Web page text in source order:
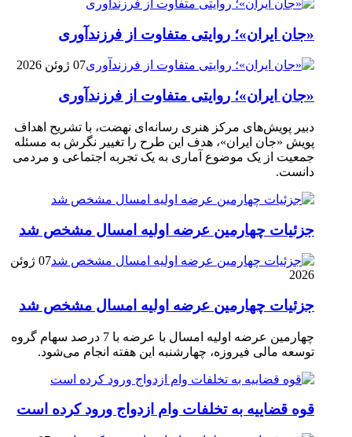
«جان ایران»؛ روایتی متفاوت از فرزندآوری
07 ژوئن 2026
«جان ایران»؛ روایتی متفاوت از فرزندآوری
دبیر پویش‌های مرکز هنری رسانه‌ای نهضت، با تشریح اهداف
پویش «جان ایران»، هدف این طرح را تغییر نگرش به مسئله
جمعیت از یک موضوع آماری به یک تجربه اجتماعی و مردمی
دانست.
جزئیات چهارمین عرضه اولیه امسال مشخص شد
07 ژوئن
2026
جزئیات چهارمین عرضه اولیه امسال مشخص شد
چهارمین عرضه اولیه امسال با عرضه با 7 درصد سهام گروه
توسعه مالی فیروزه، چهارشنبه این هفته انجام می‌شود.
قوه قضاییه به تخلفات وام ازدواج ورود کرده است